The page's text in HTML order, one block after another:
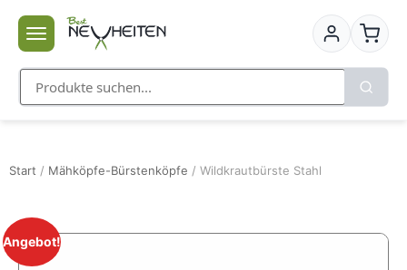
Start / Mähköpfe-Bürstenköpfe / Wildkrautbürste Stahl
Angebot!